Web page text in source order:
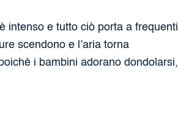
intenso e tutto ciò porta a frequenti
scendono e l’aria torna
i bambini adorano dondolarsi,